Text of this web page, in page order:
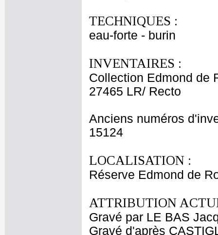
TECHNIQUES :
eau-forte - burin
INVENTAIRES :
Collection Edmond de
27465 LR/ Recto
Anciens numéros
15124
LOCALISATION :
Réserve Edmond de
ATTRIBUTION
Gravé par LE BAS
Gravé d'après